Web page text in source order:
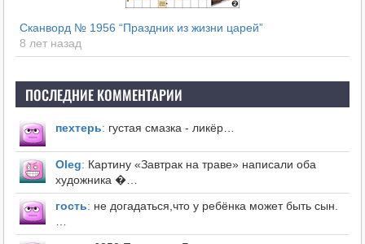
Сканворд № 1956 “Праздник из жизни царей”
8 лет назад
ПОСЛЕДНИЕ КОММЕНТАРИИ
пехтерь: густая смазка - ликёр…
Оleg: Картину «Завтрак на траве» написали оба
художника �…
гость: не догадаться,что у ребёнка может быть сын.
…